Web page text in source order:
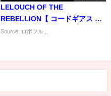
LELOUCH OF THE
REBELLION【 コードギアス 反
逆のルルーシュ】(Season
Source: ロボフル...